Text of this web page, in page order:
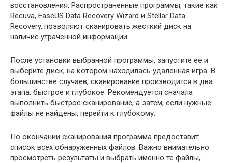
восстановления. Распространенные программы, такие как
Recuva, EaseUS Data Recovery Wizard и Stellar Data
Recovery, позволяют сканировать жесткий диск на
наличие утраченной информации.
После установки выбранной программы, запустите ее и
выберите диск, на котором находилась удаленная игра. В
большинстве случаев, сканирование производится в два
этапа: быстрое и глубокое. Рекомендуется сначала
выполнить быстрое сканирование, а затем, если нужные
файлы не найдены, перейти к глубокому.
По окончании сканирования программа предоставит
список всех обнаруженных файлов. Важно внимательно
просмотреть результаты и выбрать именно те файлы,